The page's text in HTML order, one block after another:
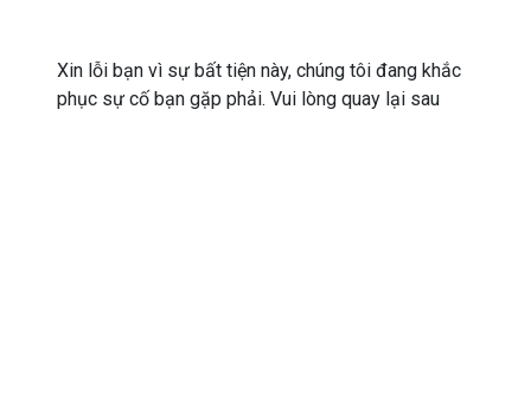
Xin lỗi bạn vì sự bất tiện này, chúng tôi đang khắc
phục sự cố bạn gặp phải. Vui lòng quay lại sau